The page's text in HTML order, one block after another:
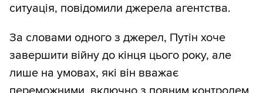
ситуація, повідомили джерела агентства.
За словами одного з джерел, Путін хоче
завершити війну до кінця цього року, але
лише на умовах, які він вважає